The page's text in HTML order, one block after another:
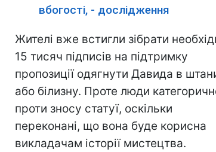
вбогості, - дослідження
Жителі вже встигли зібрати
15 тисяч підписів на підтримку
пропозиції одягнути Давида в
або білизну. Проте люди
проти зносу статуї, оскільки
переконані, що вона буде корисна
викладачам історії мистецтва.